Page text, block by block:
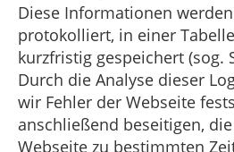
Diese Informationen
protokolliert, in einer
kurzfristig gespeichert (sog.
Durch die Analyse dieser
wir Fehler der Webseite
anschließend beseitigen,
Webseite zu bestimmten